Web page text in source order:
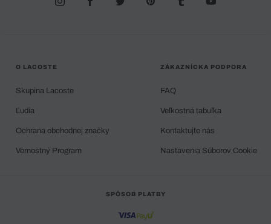
O LACOSTE
Skupina Lacoste
Ľudia
Ochrana obchodnej značky
Vernostný Program
ZÁKAZNÍCKA PODPORA
FAQ
Veľkostná tabuľka
Kontaktujte nás
Nastavenia Súborov Cookie
SPÔSOB PLATBY